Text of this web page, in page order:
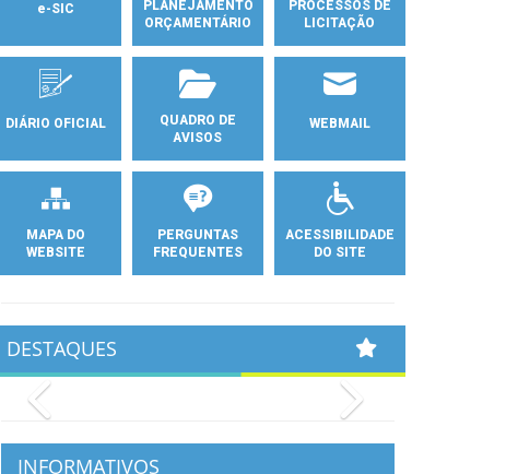
e-SIC
PLANEJAMENTO
ORÇAMENTÁRIO
PROCESSOS DE
LICITAÇÃO
DIÁRIO OFICIAL
QUADRO DE
AVISOS
WEBMAIL
MAPA DO
WEBSITE
PERGUNTAS
FREQUENTES
ACESSIBILIDADE
DO SITE
DESTAQUES
INFORMATIVOS